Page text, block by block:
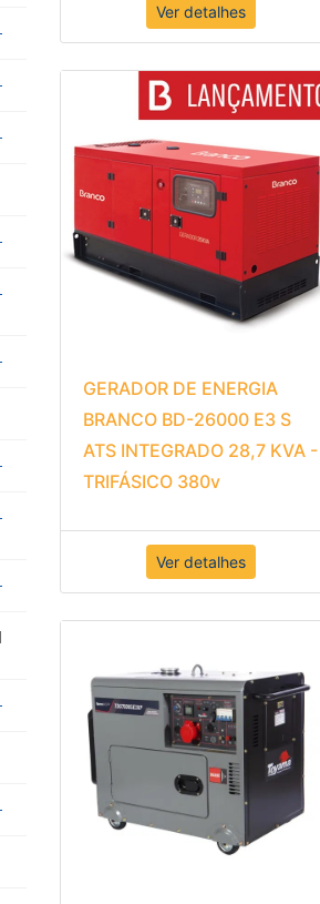
Ver detalhes
GERADOR DE ENERGIA
BRANCO BD-26000 E3 S
ATS INTEGRADO 28,7 KVA -
TRIFÁSICO 380v
Ver detalhes